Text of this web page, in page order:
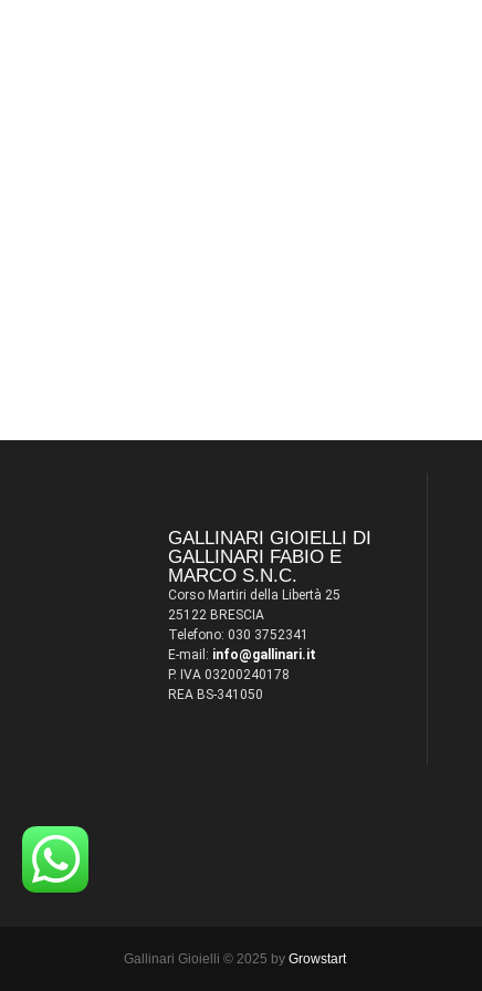
GALLINARI GIOIELLI DI
GALLINARI FABIO E
MARCO S.N.C.
Corso Martiri della Libertà 25
25122 BRESCIA
Telefono: 030 3752341
E-mail: info@gallinari.it
P. IVA 03200240178
REA BS-341050
Gallinari Gioielli © 2025 by Growstart